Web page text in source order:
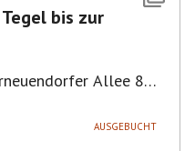
bis zur
Allee 80,
AUSGEBUCHT